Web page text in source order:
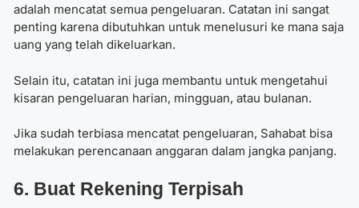
adalah mencatat semua pengeluaran. Catatan ini sangat
penting karena dibutuhkan untuk menelusuri ke mana saja
uang yang telah dikeluarkan.
Selain itu, catatan ini juga membantu untuk mengetahui
kisaran pengeluaran harian, mingguan, atau bulanan.
Jika sudah terbiasa mencatat pengeluaran, Sahabat bisa
melakukan perencanaan anggaran dalam jangka panjang.
6. Buat Rekening Terpisah